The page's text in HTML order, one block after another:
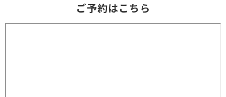
ご予約はこちら